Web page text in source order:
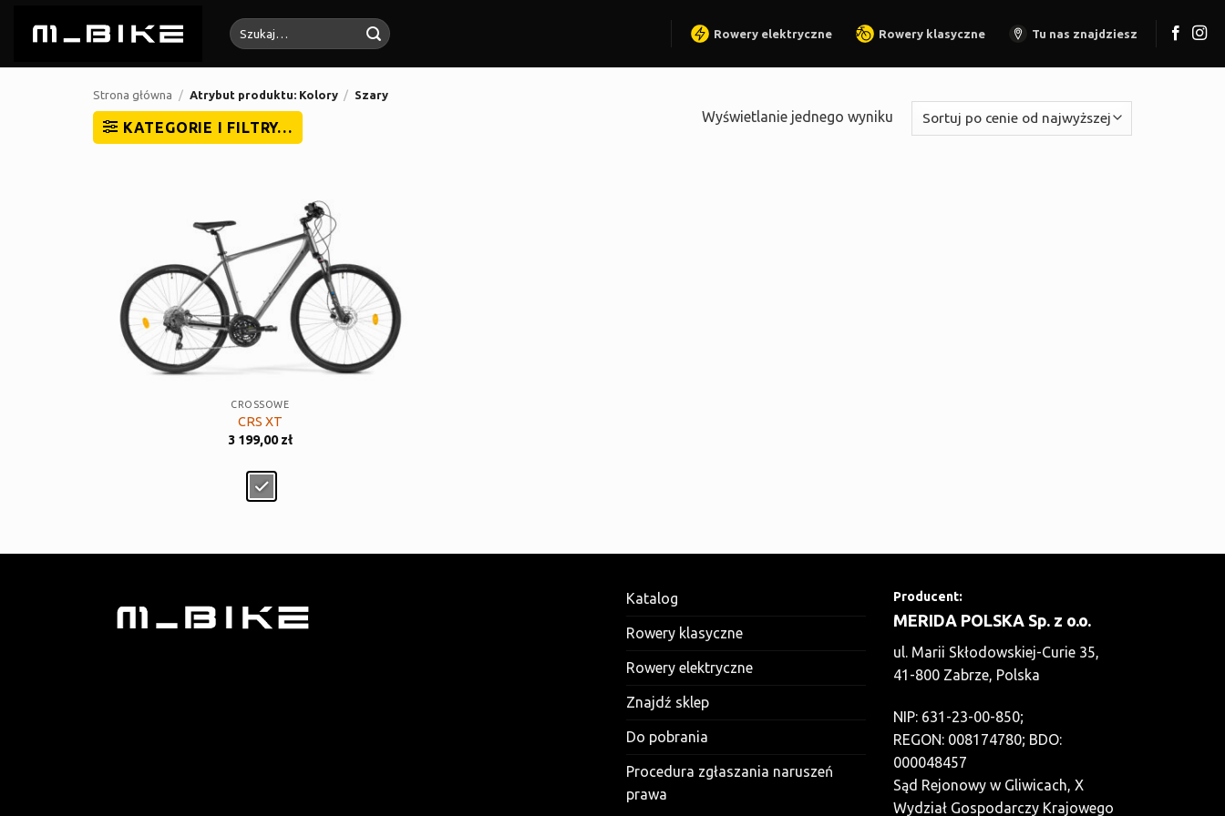
Szukaj:
Rowery elektryczne Rowery klasyczne Tu nas znajdziesz
Strona główna / Atrybut produktu: Kolory / Szary
KATEGORIE I FILTRY…
Wyświetlanie jednego wyniku
CROSSOWE
CRS XT
3 199,00zł
Katalog
Rowery klasyczne
Rowery elektryczne
Znajdź sklep
Do pobrania
Procedura zgłaszania naruszeń
prawa
Producent:
MERIDA POLSKA Sp. z o.o.
ul. Marii Skłodowskiej-Curie 35,
41-800 Zabrze, Polska
NIP: 631-23-00-850;
REGON: 008174780; BDO:
000048457
Sąd Rejonowy w Gliwicach, X
Wydział Gospodarczy Krajowego